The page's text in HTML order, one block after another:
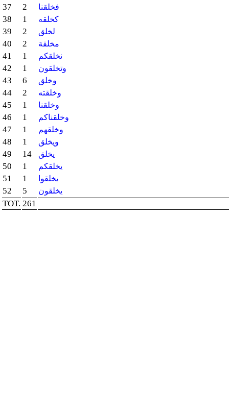
37 2 فخلقنا
38 1 كخلقه
39 2 لخلق
40 2 مخلقة
41 1 نخلقكم
42 1 وتخلقون
43 6 وخلق
44 2 وخلقته
45 1 وخلقنا
46 1 وخلقناكم
47 1 وخلقهم
48 1 ويخلق
49 14 يخلق
50 1 يخلقكم
51 1 يخلقوا
52 5 يخلقون
TOT. 261